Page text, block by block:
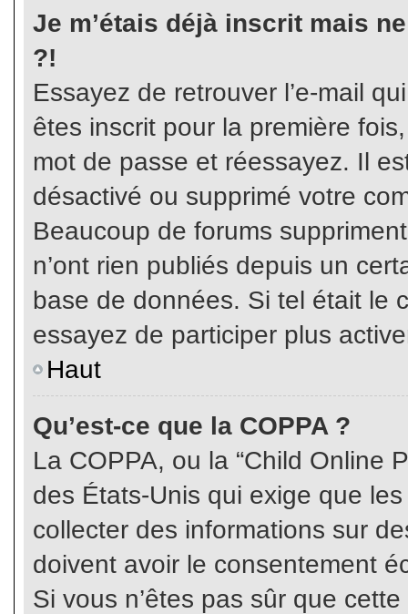
Je m’étais déjà inscrit mais
?!
Essayez de retrouver l’e-mail
êtes inscrit pour la première
mot de passe et réessayez. Il
désactivé ou supprimé votre
Beaucoup de forums
n’ont rien publiés depuis un
base de données. Si tel était le
essayez de participer plus
Haut
Qu’est-ce que la COPPA ?
La COPPA, ou la “Child Online
des États-Unis qui exige que
collecter des informations sur
doivent avoir le consentement
Si vous n’êtes pas sûr que